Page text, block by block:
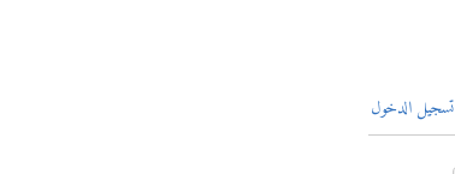
تسجيل الدخول